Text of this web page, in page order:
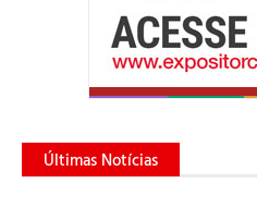
Últimas Notícias